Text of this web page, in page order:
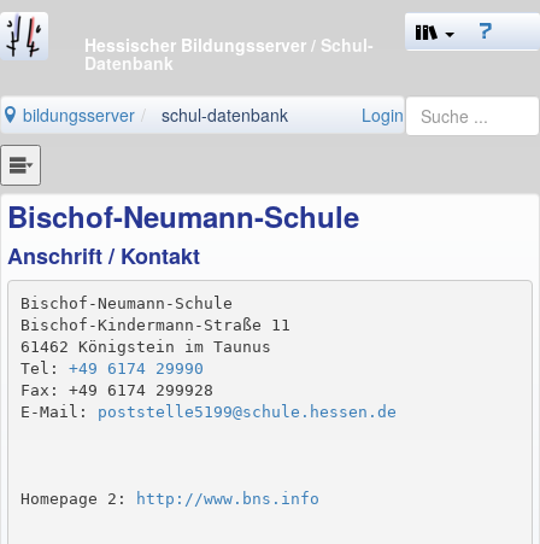
Hessischer Bildungsserver / Schul-
Datenbank
bildungsserver schul-datenbank Login
Bischof-Neumann-Schule
Anschrift / Kontakt
Bischof-Neumann-Schule
Bischof-Kindermann-Straße 11
61462 Königstein im Taunus
Tel: +49 6174 29990
Fax: +49 6174 299928
E-Mail: poststelle5199@schule.hessen.de
Homepage 2: http://www.bns.info